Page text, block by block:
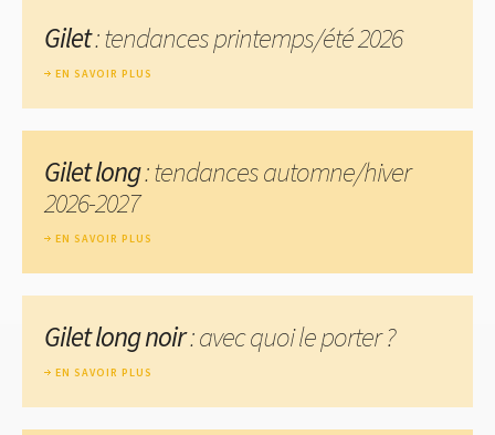
Gilet: tendances printemps/été 2026
EN SAVOIR PLUS
Gilet long: tendances automne/hiver
2026-2027
EN SAVOIR PLUS
Gilet long noir: avec quoi le porter ?
EN SAVOIR PLUS